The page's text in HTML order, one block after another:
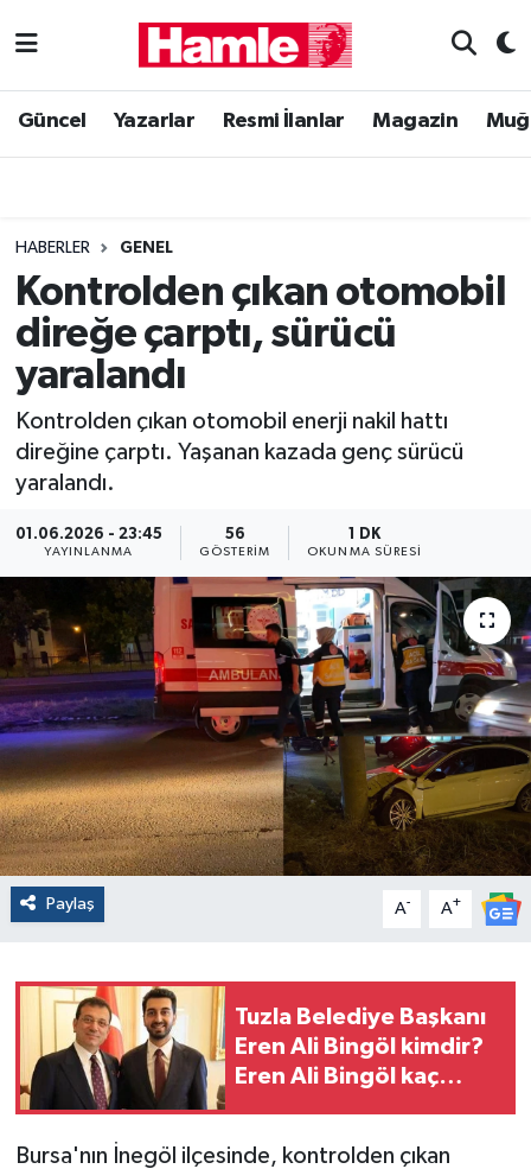
Güncel Yazarlar Resmi İlanlar Magazin
HABERLER GENEL
Kontrolden çıkan otomobil
direğe çarptı, sürücü
yaralandı
Kontrolden çıkan otomobil enerji nakil hattı
direğine çarptı. Yaşanan kazada genç sürücü
yaralandı.
01.06.2026 - 23:45
YAYINLANMA
56
GÖSTERIM
1 DK
OKUNMA SÜRESI
Paylaş A- A+
Tuzla Belediye Başkanı
Eren Ali Bingöl kimdir?
Eren Ali Bingöl kaç
Bursa'nın İnegöl ilçesinde, kontrolden çıkan
Güncel
Magazin
Muğla Haber
Siyaset
Muğla Nöbetçi Eczaneler
Muğla Trafik Yoğunluk Haritası
Süper Lig Puan Durumu ve Fikstür
Tüm Manşetler
Son Dakika Haberleri